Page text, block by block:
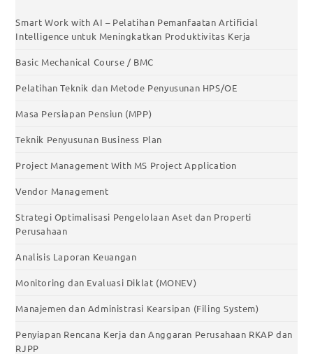
Smart Work with AI – Pelatihan Pemanfaatan Artificial
Intelligence untuk Meningkatkan Produktivitas Kerja
Basic Mechanical Course / BMC
Pelatihan Teknik dan Metode Penyusunan HPS/OE
Masa Persiapan Pensiun (MPP)
Teknik Penyusunan Business Plan
Project Management With MS Project Application
Vendor Management
Strategi Optimalisasi Pengelolaan Aset dan Properti
Perusahaan
Analisis Laporan Keuangan
Monitoring dan Evaluasi Diklat (MONEV)
Manajemen dan Administrasi Kearsipan (Filing System)
Penyiapan Rencana Kerja dan Anggaran Perusahaan RKAP dan
RJPP